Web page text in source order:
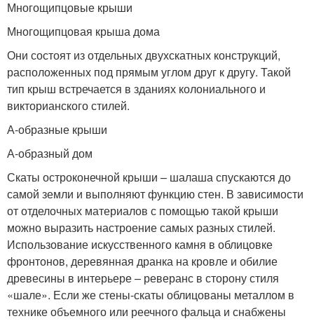
Многощипцовые крыши
Многощипцовая крыша дома
Они состоят из отдельных двухскатных конструкций,
расположенных под прямым углом друг к другу. Такой
тип крыш встречается в зданиях колониального и
викторианского стилей.
А-образные крыши
А-образный дом
Скаты остроконечной крыши – шалаша спускаются до
самой земли и выполняют функцию стен. В зависимости
от отделочных материалов с помощью такой крыши
можно выразить настроение самых разных стилей.
Использование искусственного камня в облицовке
фронтонов, деревянная дранка на кровле и обилие
древесины в интерьере – реверанс в сторону стиля
«шале». Если же стены-скаты облицованы металлом в
технике объемного или реечного фальца и снабжены